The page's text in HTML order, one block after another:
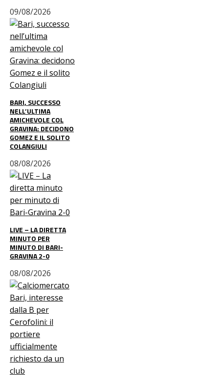
09/08/2026
BARI, SUCCESSO
NELL’ULTIMA
AMICHEVOLE COL
GRAVINA: DECIDONO
GOMEZ E IL SOLITO
COLANGIULI
08/08/2026
LIVE – LA DIRETTA
MINUTO PER
MINUTO DI BARI-
GRAVINA 2-0
08/08/2026